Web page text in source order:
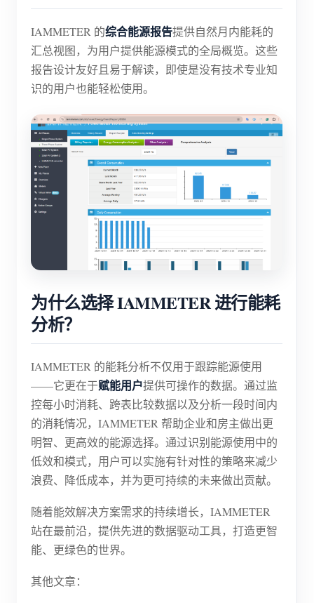
IAMMETER 的综合能源报告提供自然月内能耗的
汇总视图，为用户提供能源模式的全局概览。这些
报告设计友好且易于解读，即使是没有技术专业知
识的用户也能轻松使用。
为什么选择 IAMMETER 进行能耗
分析？
IAMMETER 的能耗分析不仅用于跟踪能源使用
——它更在于赋能用户提供可操作的数据。通过监
控每小时消耗、跨表比较数据以及分析一段时间内
的消耗情况，IAMMETER 帮助企业和房主做出更
明智、更高效的能源选择。通过识别能源使用中的
低效和模式，用户可以实施有针对性的策略来减少
浪费、降低成本，并为更可持续的未来做出贡献。
随着能效解决方案需求的持续增长，IAMMETER
站在最前沿，提供先进的数据驱动工具，打造更智
能、更绿色的世界。
其他文章：